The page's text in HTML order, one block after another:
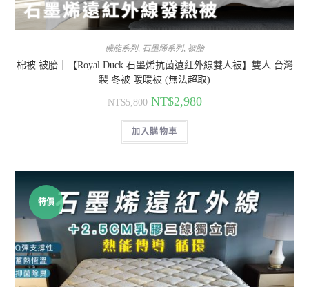
機能系列, 石墨烯系列, 被胎
棉被 被胎｜【Royal Duck 石墨烯抗菌遠紅外線雙人被】雙人 台灣
製 冬被 暖暖被 (無法超取)
NT$5,800 NT$2,980
加入購物車
特價